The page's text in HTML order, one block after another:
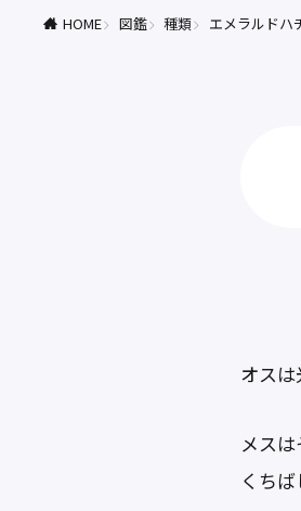
HOME 図鑑 種類 エメラルドハ
オス
メス
くち